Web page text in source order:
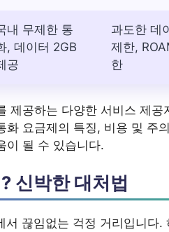
내 무제한 통
, 데이터 2GB
공
과도한 데
제한,
한
제공하는 다양한 서비스 제
화 요금제의 특징, 비용 및 주
이 될 수 있습니다.
신박한 대처법
서 끊임없는 걱정 거리입니다.